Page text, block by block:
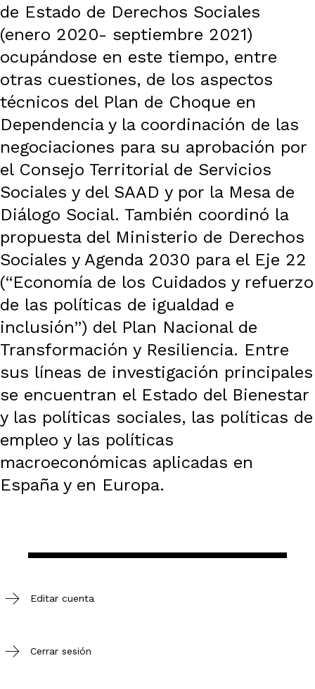
de Estado de Derechos Sociales
(enero 2020- septiembre 2021)
ocupándose en este tiempo, entre
otras cuestiones, de los aspectos
técnicos del Plan de Choque en
Dependencia y la coordinación de las
negociaciones para su aprobación por
el Consejo Territorial de Servicios
Sociales y del SAAD y por la Mesa de
Diálogo Social. También coordinó la
propuesta del Ministerio de Derechos
Sociales y Agenda 2030 para el Eje 22
(“Economía de los Cuidados y refuerzo
de las políticas de igualdad e
inclusión”) del Plan Nacional de
Transformación y Resiliencia. Entre
sus líneas de investigación principales
se encuentran el Estado del Bienestar
y las políticas sociales, las políticas de
empleo y las políticas
macroeconómicas aplicadas en
España y en Europa.
Editar cuenta
Cerrar sesión